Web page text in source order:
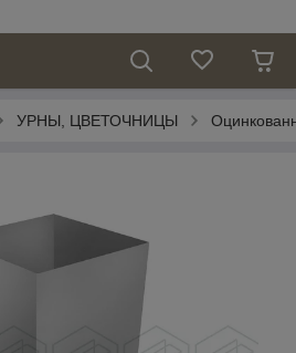
УРНЫ, ЦВЕТОЧНИЦЫ